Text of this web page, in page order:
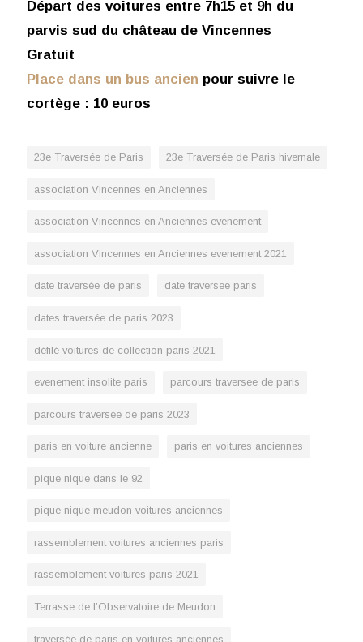
Départ des voitures entre 7h15 et 9h du
parvis sud du château de Vincennes
Gratuit
Place dans un bus ancien pour suivre le
cortège : 10 euros
23e Traversée de Paris 23e Traversée de Paris hivernale
association Vincennes en Anciennes
association Vincennes en Anciennes evenement
association Vincennes en Anciennes evenement 2021
date traversée de paris date traversee paris
dates traversée de paris 2023
défilé voitures de collection paris 2021
evenement insolite paris parcours traversee de paris
parcours traversée de paris 2023
paris en voiture ancienne paris en voitures anciennes
pique nique dans le 92
pique nique meudon voitures anciennes
rassemblement voitures anciennes paris
rassemblement voitures paris 2021
Terrasse de l’Observatoire de Meudon
traversée de paris en voitures anciennes